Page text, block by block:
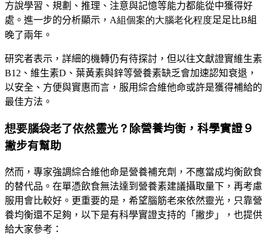
方說學習 、 規劃 、 推理 、 注意與記憶等能力都能從中獲得好
處。進一步的分析顯示， A組個案的大腦老化程度足足 比B組
晚了兩年 。
研究者表示，詳細的機轉仍有待探討，但以往文獻證實維生素
B12 、 維生素D 、 葉黃素與鋅等營養素缺乏會加速認知衰退，
以安全 、 方便與實惠而言，服用綜合維他命或許是獲得補給的
最佳方法 。
想要腦袋老了依然靈光？除營養均衡， 科學實證９
撇步有幫助
然而，專家強調綜合維他命是營養補充劑，不應當成均衡飲食
的替代品。在單憑飲食無法達到營養素建議攝取量下，再考慮
服用會比較好。更重要的是，希望腦筋老來依然靈光，只靠營
養均衡還不足夠，以下是有科學實證支持的 「 撇步 」 ， 也提供
給大家參考：